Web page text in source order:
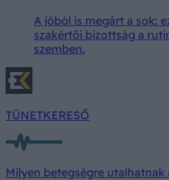
A jóból is megárt a sok:
szakértői bizottság a
szemben.
TÜNETKERESŐ
Milyen betegségre utalhatnak